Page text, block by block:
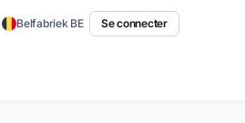
Belfabriek BE Se connecter